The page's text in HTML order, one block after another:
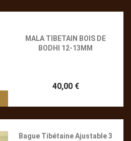
MALA TIBETAIN BOIS DE
BODHI 12-13MM
40,00 €
Bague Tibétaine Ajustable 3